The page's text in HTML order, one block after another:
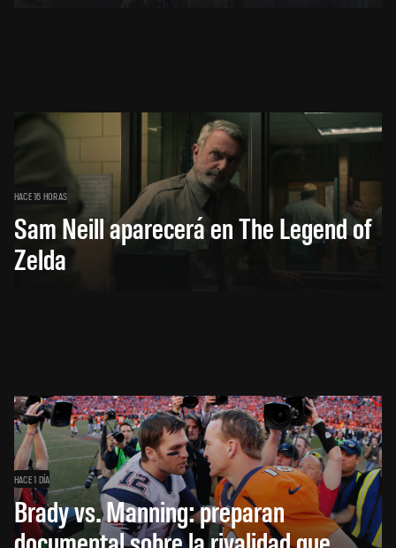
HACE 16 HORAS
Sam Neill aparecerá en The Legend of
Zelda
HACE 1 DÍA
Brady vs. Manning: preparan